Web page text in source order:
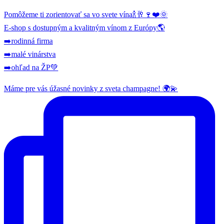
Pomôžeme ti zorientovať sa vo svete vína🍾🥂🍷❤️🌞
E-shop s dostupným a kvalitným vínom z Európy🌎
➡️rodinná firma
➡️malé vinárstva
➡️ohľad na ŽP💚
Máme pre vás úžasné novinky z sveta champagne! 🌍💫